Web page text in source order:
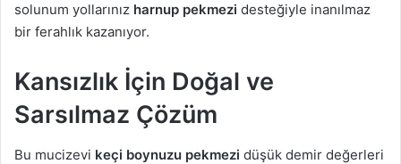
solunum yollarınız harnup pekmezi desteğiyle inanılmaz
bir ferahlık kazanıyor.
Kansızlık İçin Doğal ve
Sarsılmaz Çözüm
Bu mucizevi keçi boynuzu pekmezi düşük demir değerleri